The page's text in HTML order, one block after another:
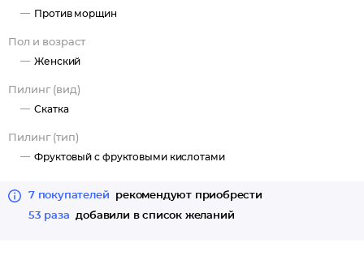
Против морщин
Пол и возраст
Женский
Пилинг (вид)
Скатка
Пилинг (тип)
Фруктовый с фруктовыми кислотами
7 покупателей
рекомендуют приобрести
53 раза
добавили в список желаний